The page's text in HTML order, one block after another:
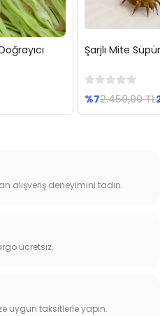
Şarjlı Mite
%72.450,00 TL
alışveriş deneyimini tadın.
ücretsiz.
uygun taksitlerle yapın.